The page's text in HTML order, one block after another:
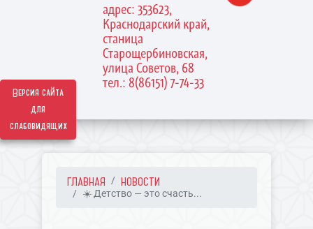
Версия сайта
для
слабовидящих
адрес: 353623,
Краснодарский край,
станица
Старощербиновская,
улица Советов, 68
тел.: 8(86151) 7-74-33
ГЛАВНАЯ НОВОСТИ
☀️ Детство — это счасть...